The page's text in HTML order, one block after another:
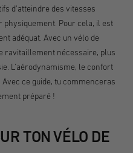
d'atteindre des vitesses
physiquement. Pour cela, il est
adéquat. Avec un vélo de
ravitaillement nécessaire, plus
L'aérodynamisme, le confort
ce guide, tu commenceras
préparé !
TON VÉLO DE